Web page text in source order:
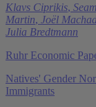
Klavs Ciprikis,
Martin, Joël
Julia Bredtmann
Ruhr Economic
Natives' Gender
Immigrants